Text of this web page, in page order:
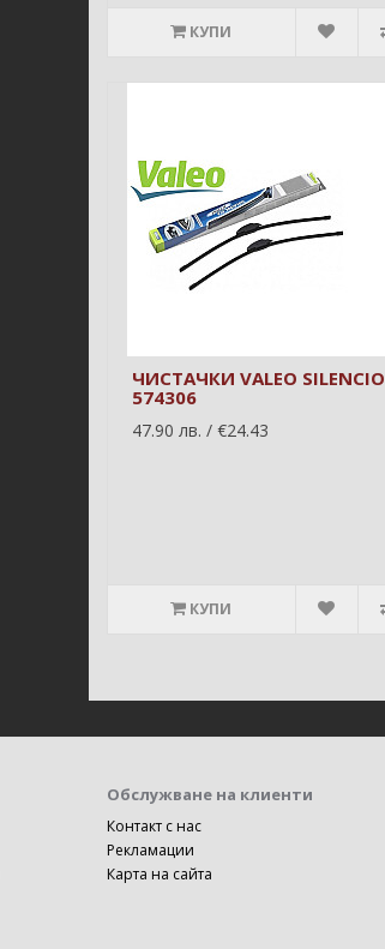
КУПИ
ЧИСТАЧКИ VALEO SILENCIO
574306
47.90 лв. / €24.43
КУПИ
Обслужване на клиенти
Контакт с нас
Рекламации
Карта на сайта